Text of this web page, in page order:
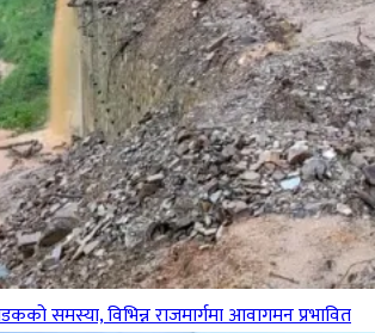
समस्या, विभिन्न राजमार्गमा आवागमन प्रभावित